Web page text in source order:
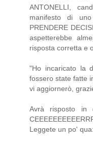
ANTONELLI,
manifesto di
PRENDERE
aspetterebbe
risposta corretta e
"Ho incaricato la
fossero state fatte
vi aggiornerò,
Avrà risposto in
Leggete un po' qua: